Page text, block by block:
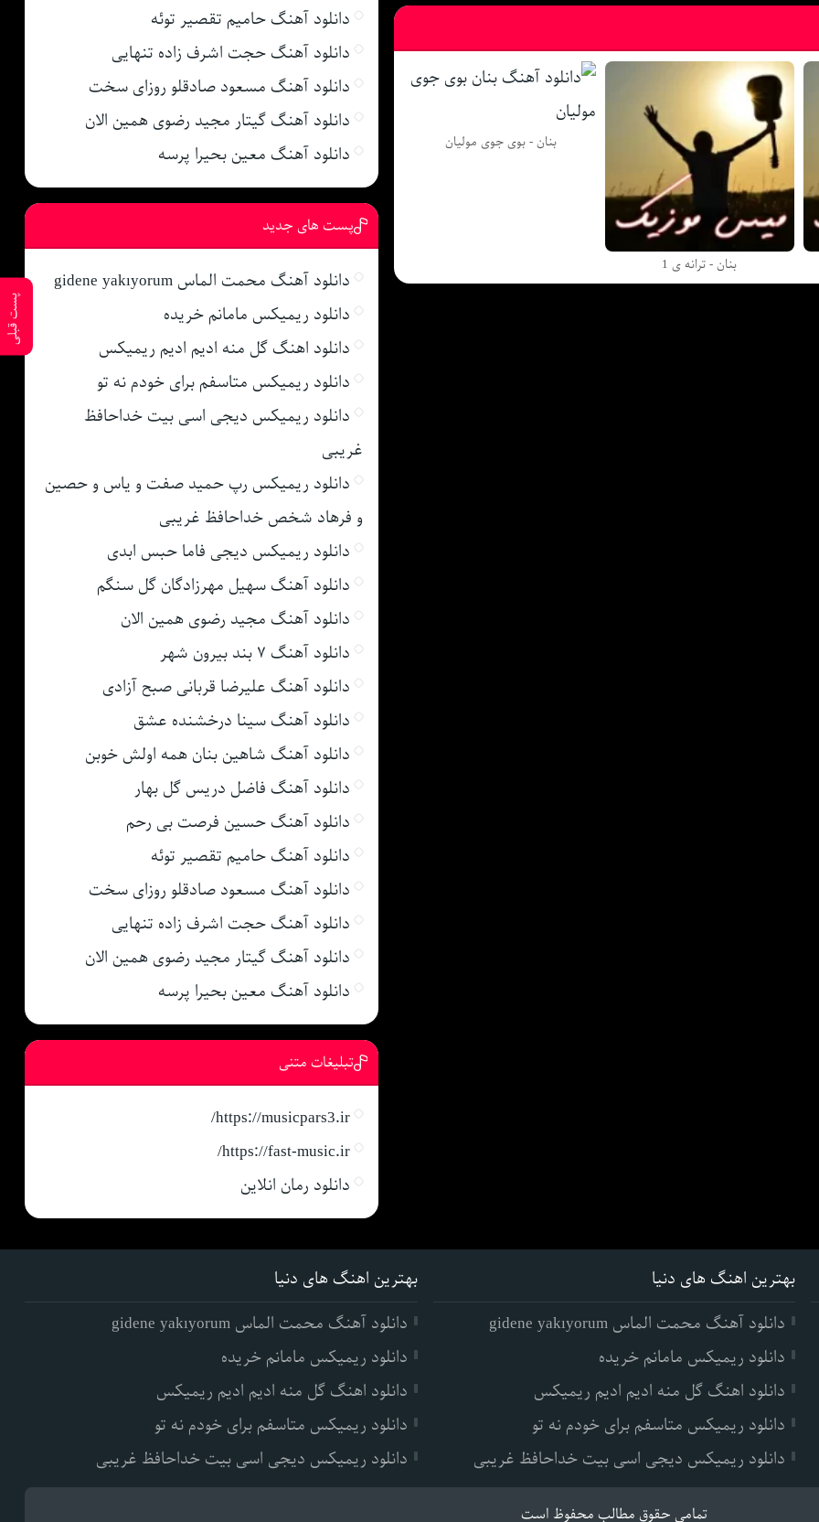
پست قبلی
بنان - ترانه ی 1
بنان - بوی جوی مولیان
دانلود آهنگ حامیم تقصیر توئه
دانلود آهنگ حجت اشرف زاده تنهایی
دانلود آهنگ مسعود صادقلو روزای سخت
دانلود آهنگ گیتار مجید رضوی همین الان
دانلود آهنگ معین بحیرا پرسه
پست های جدید
دانلود آهنگ محمت الماس gidene yakıyorum
دانلود ریمیکس مامانم خریده
دانلود اهنگ گل منه ادیم ادیم ریمیکس
دانلود ریمیکس متاسفم برای خودم نه تو
دانلود ریمیکس دیجی اسی بیت خداحافظ
غریبی
دانلود ریمیکس رپ حمید صفت و یاس و حصین
و فرهاد شخص خداحافظ غریبی
دانلود ریمیکس دیجی فاما حبس ابدی
دانلود آهنگ سهیل مهرزادگان گل سنگم
دانلود آهنگ مجید رضوی همین الان
دانلود آهنگ ۷ بند بیرون شهر
دانلود آهنگ علیرضا قربانی صبح آزادی
دانلود آهنگ سینا درخشنده عشق
دانلود آهنگ شاهین بنان همه اولش خوبن
دانلود آهنگ فاضل دریس گل بهار
دانلود آهنگ حسین فرصت بی رحم
دانلود آهنگ حامیم تقصیر توئه
دانلود آهنگ مسعود صادقلو روزای سخت
دانلود آهنگ حجت اشرف زاده تنهایی
دانلود آهنگ گیتار مجید رضوی همین الان
دانلود آهنگ معین بحیرا پرسه
تبلیغات متنی
https://musicpars3.ir/
https://fast-music.ir/
دانلود رمان انلاین
بهترین اهنگ های دنیا
دانلود آهنگ محمت الماس gidene yakıyorum
دانلود ریمیکس مامانم خریده
دانلود اهنگ گل منه ادیم ادیم ریمیکس
دانلود ریمیکس متاسفم برای خودم نه تو
دانلود ریمیکس دیجی اسی بیت خداحافظ غریبی
بهترین اهنگ های دنیا
دانلود آهنگ محمت الماس gidene yakıyorum
دانلود ریمیکس مامانم خریده
دانلود اهنگ گل منه ادیم ادیم ریمیکس
دانلود ریمیکس متاسفم برای خودم نه تو
دانلود ریمیکس دیجی اسی بیت خداحافظ غریبی
تمامی حقوق مطالب محفوظ است